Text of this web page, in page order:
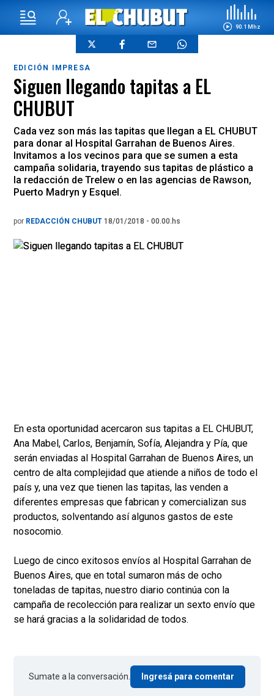
90.1 Mhz
EDICIÓN IMPRESA
Siguen llegando tapitas a EL
CHUBUT
Cada vez son más las tapitas que llegan a EL CHUBUT
para donar al Hospital Garrahan de Buenos Aires.
Invitamos a los vecinos para que se sumen a esta
campaña solidaria, trayendo sus tapitas de plástico a
la redacción de Trelew o en las agencias de Rawson,
Puerto Madryn y Esquel.
por REDACCIÓN CHUBUT 18/01/2018 - 00.00.hs
En esta oportunidad acercaron sus tapitas a EL CHUBUT,
Ana Mabel, Carlos, Benjamín, Sofía, Alejandra y Pía, que
serán enviadas al Hospital Garrahan de Buenos Aires, un
centro de alta complejidad que atiende a niños de todo el
país y, una vez que tienen las tapitas, las venden a
diferentes empresas que fabrican y comercializan sus
productos, solventando así algunos gastos de este
nosocomio.
Luego de cinco exitosos envíos al Hospital Garrahan de
Buenos Aires, que en total sumaron más de ocho
toneladas de tapitas, nuestro diario continúa con la
campaña de recolección para realizar un sexto envío que
se hará gracias a la solidaridad de todos.
Sumate a la conversación. Ingresá para comentar